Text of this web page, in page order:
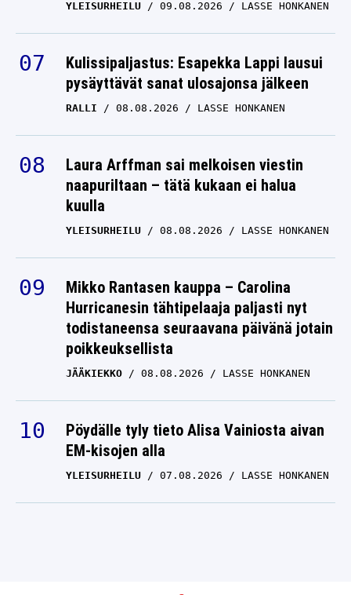
YLEISURHEILU 09.08.2026 LASSE HONKANEN
Kulissipaljastus: Esapekka Lappi lausui
pysäyttävät sanat ulosajonsa jälkeen
RALLI 08.08.2026 LASSE HONKANEN
Laura Arffman sai melkoisen viestin
naapuriltaan – tätä kukaan ei halua
kuulla
YLEISURHEILU 08.08.2026 LASSE HONKANEN
Mikko Rantasen kauppa – Carolina
Hurricanesin tähtipelaaja paljasti nyt
todistaneensa seuraavana päivänä jotain
poikkeuksellista
JÄÄKIEKKO 08.08.2026 LASSE HONKANEN
Pöydälle tyly tieto Alisa Vainiosta aivan
EM-kisojen alla
YLEISURHEILU 07.08.2026 LASSE HONKANEN